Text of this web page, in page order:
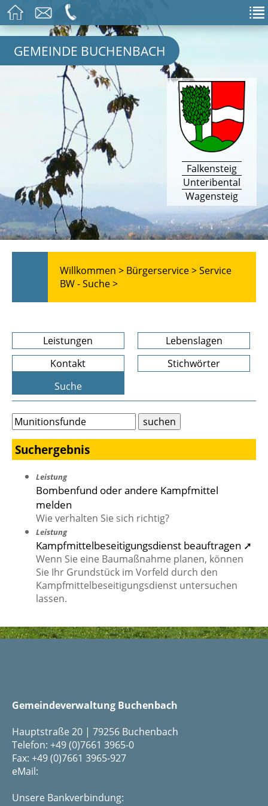
GEMEINDE BUCHENBACH
Falkensteig
Unteribental
Wagensteig
Willkommen > Bürgerservice >Service
BW - Suche >
Leistungen
Lebenslagen
Kontakt
Stichwörter
Suche
Suchergebnis
Leistung
Bombenfund oder andere Kampfmittel
melden
Wie verhalten Sie sich richtig?
Leistung
Kampfmittelbeseitigungsdienst beauftragen ➚
Wenn Sie eine Baumaßnahme planen, können
Sie Ihr Grundstück im Vorfeld durch den
Kampfmittelbeseitigungsdienst untersuchen
lassen.
Gemeindeverwaltung Buchenbach
Hauptstraße 20 | 79256 Buchenbach
Telefon: +49 (0)7661 3965-0
Fax: +49 (0)7661 3965-927
eMail:
Unsere Bankverbindung: